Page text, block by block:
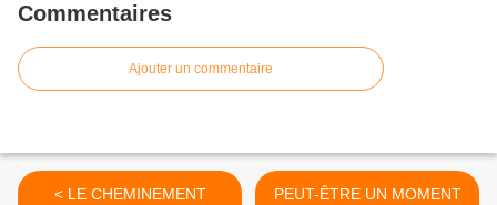
Commentaires
Ajouter un commentaire
< LE CHEMINEMENT
PEUT-ÊTRE UN MOMENT